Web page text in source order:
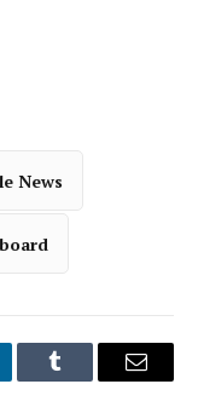
News
Tumblr Email